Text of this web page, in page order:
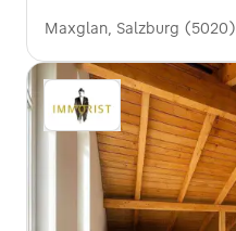
Maxglan, Salzburg (5020)